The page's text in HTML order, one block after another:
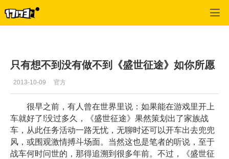
只有想不到没有做不到《盛世征途》如你所愿
2013-10-09 官方
很早之前，有人曾在世界里说：如果能在游戏里开上
车就好了!没过多久，《盛世征途》果然策划出了家族战
车，从此任务活动一路无忧，无聊时还可以开车出去兜兜
风，或围观激情搏斗场面。当然这也是笔者的听说，至于
战车何时问世的，那得追溯到很多年前。不过，《盛世征